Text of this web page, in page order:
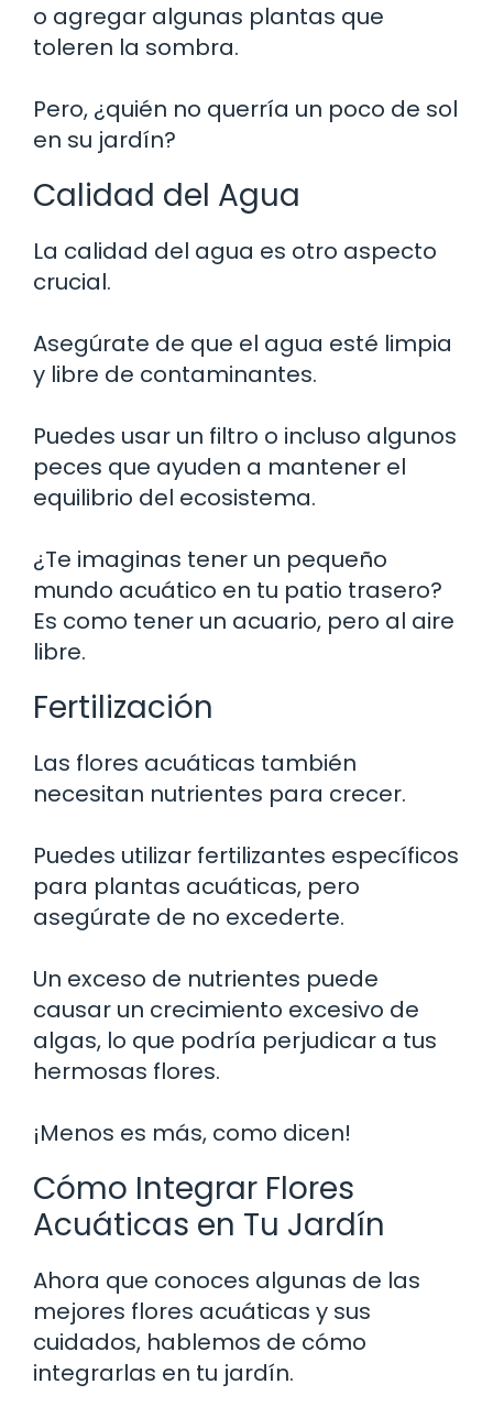
o agregar algunas plantas que
toleren la sombra.
Pero, ¿quién no querría un poco de sol
en su jardín?
Calidad del Agua
La calidad del agua es otro aspecto
crucial.
Asegúrate de que el agua esté limpia
y libre de contaminantes.
Puedes usar un filtro o incluso algunos
peces que ayuden a mantener el
equilibrio del ecosistema.
¿Te imaginas tener un pequeño
mundo acuático en tu patio trasero?
Es como tener un acuario, pero al aire
libre.
Fertilización
Las flores acuáticas también
necesitan nutrientes para crecer.
Puedes utilizar fertilizantes específicos
para plantas acuáticas, pero
asegúrate de no excederte.
Un exceso de nutrientes puede
causar un crecimiento excesivo de
algas, lo que podría perjudicar a tus
hermosas flores.
¡Menos es más, como dicen!
Cómo Integrar Flores
Acuáticas en Tu Jardín
Ahora que conoces algunas de las
mejores flores acuáticas y sus
cuidados, hablemos de cómo
integrarlas en tu jardín.